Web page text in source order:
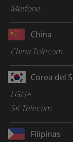
Metfone
China
China Telecom
Corea del
LGU+
SK Telecom
Filipinas